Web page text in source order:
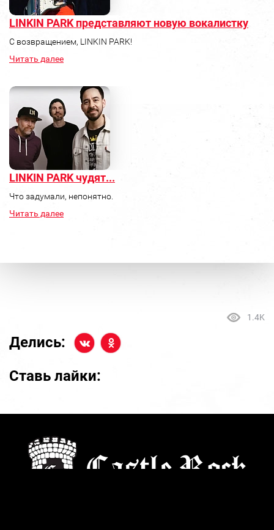
LINKIN PARK представляют новую вокалистку
С возвращением, LINKIN PARK!
Читать далее
LINKIN PARK чудят...
Что задумали, непонятно.
Читать далее
1.4K
Делись:
Ставь лайки: